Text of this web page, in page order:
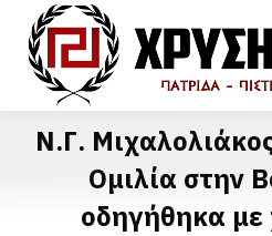
Ν.Γ.
Ομιλία στην
οδηγήθηκα με